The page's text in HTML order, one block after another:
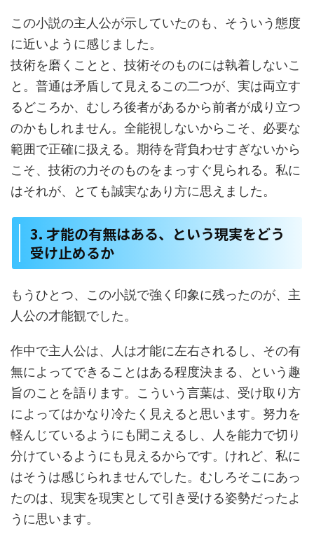
この小説の主人公が示していたのも、そういう態度
に近いように感じました。
技術を磨くことと、技術そのものには執着しないこ
と。普通は矛盾して見えるこの二つが、実は両立す
るどころか、むしろ後者があるから前者が成り立つ
のかもしれません。全能視しないからこそ、必要な
範囲で正確に扱える。期待を背負わせすぎないから
こそ、技術の力そのものをまっすぐ見られる。私に
はそれが、とても誠実なあり方に思えました。
3. 才能の有無はある、という現実をどう
受け止めるか
もうひとつ、この小説で強く印象に残ったのが、主
人公の才能観でした。
作中で主人公は、人は才能に左右されるし、その有
無によってできることはある程度決まる、という趣
旨のことを語ります。こういう言葉は、受け取り方
によってはかなり冷たく見えると思います。努力を
軽んじているようにも聞こえるし、人を能力で切り
分けているようにも見えるからです。けれど、私に
はそうは感じられませんでした。むしろそこにあっ
たのは、現実を現実として引き受ける姿勢だったよ
うに思います。